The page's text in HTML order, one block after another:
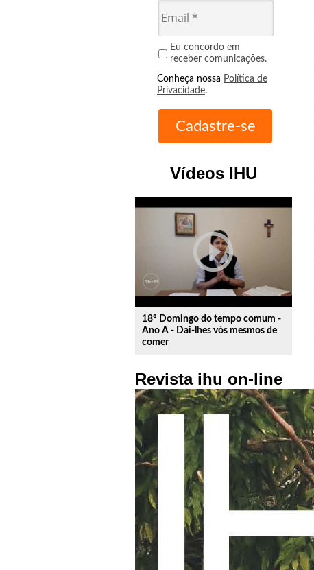
Eu concordo em
receber comunicações.
Conheça nossa Política de
Privacidade.
Vídeos IHU
play_circle_outline
18º Domingo do tempo comum -
Ano A - Dai-lhes vós mesmos de
comer
Revista ihu on-line